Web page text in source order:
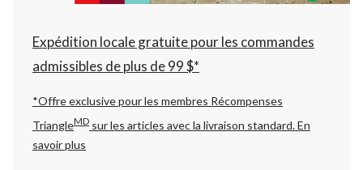
Expédition locale gratuite pour les commandes
admissibles de plus de 99 $*
*Offre exclusive pour les membres Récompenses
TriangleMD sur les articles avec la livraison standard.En
savoir plus